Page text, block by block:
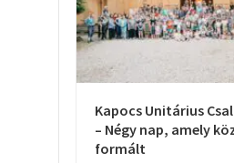
Kapocs Unitárius
– Négy nap, amely
formált